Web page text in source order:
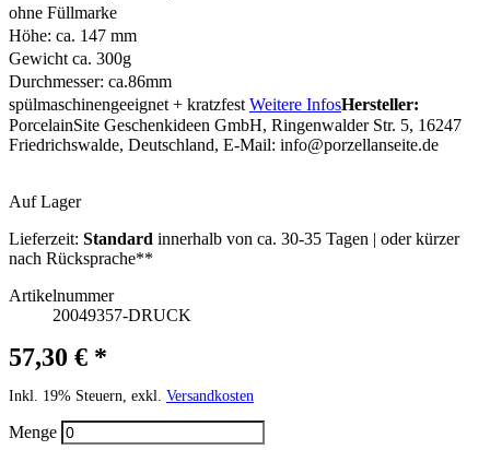
ohne Füllmarke
Höhe: ca. 147 mm
Gewicht ca. 300g
Durchmesser: ca.86mm
spülmaschinengeeignet + kratzfest Weitere InfosHersteller:
PorcelainSite Geschenkideen GmbH, Ringenwalder Str. 5, 16247
Friedrichswalde, Deutschland, E-Mail: info@porzellanseite.de
Auf Lager
Lieferzeit: Standard innerhalb von ca. 30-35 Tagen | oder kürzer
nach Rücksprache**
Artikelnummer
20049357-DRUCK
57,30 € *
Inkl. 19% Steuern, exkl. Versandkosten
Menge